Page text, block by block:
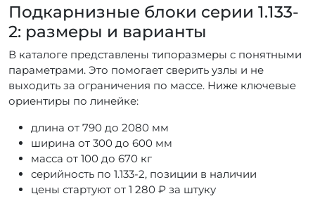
Подкарнизные блоки серии 1.133-
2: размеры и варианты
В каталоге представлены типоразмеры с понятными
параметрами. Это помогает сверить узлы и не
выходить за ограничения по массе. Ниже ключевые
ориентиры по линейке:
длина от 790 до 2080 мм
ширина от 300 до 600 мм
масса от 100 до 670 кг
серийность по 1.133-2, позиции в наличии
цены стартуют от 1 280 ₽ за штуку